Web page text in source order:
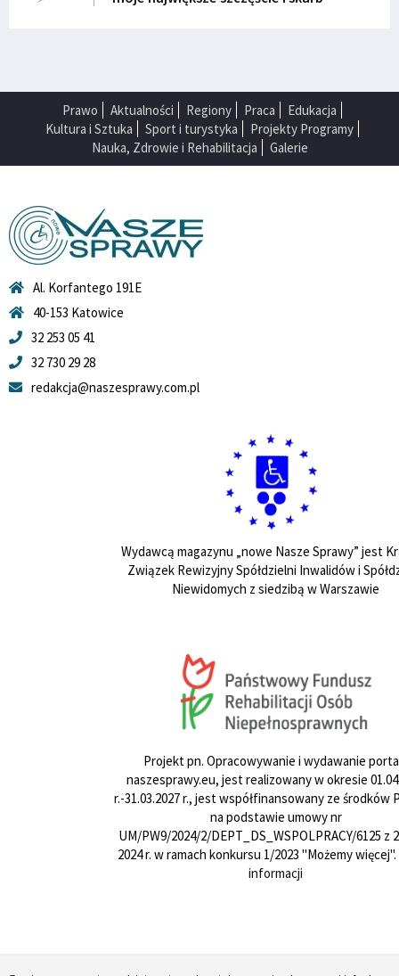
Prawo Aktualności Regiony Praca
Edukacja
Kultura i Sztuka
Sport i turystyka
Projekty Programy
Nauka, Zdrowie i Rehabilitacja
Galerie
Al. Korfantego 191E
40-153 Katowice
32 253 05 41
32 730 29 28
redakcja@naszesprawy.com.pl
Wydawcą magazynu „nowe Nasze Sprawy” jest
Związek Rewizyjny Spółdzielni Inwalidów i
Niewidomych z siedzibą w Warszawie
Projekt pn. Opracowywanie i wydawanie
naszesprawy.eu, jest realizowany w okresie
r.-31.03.2027 r., jest współfinansowany ze środków
na podstawie umowy nr
UM/PW9/2024/2/DEPT_DS_WSPOLPRACY/6125 z
2024 r. w ramach konkursu 1/2023 "Możemy więcej".
informacji